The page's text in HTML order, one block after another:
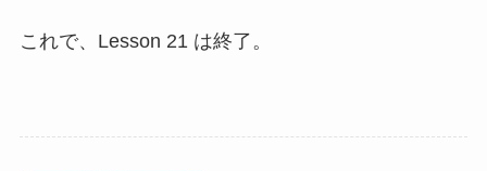
これで、Lesson 21 は終了。